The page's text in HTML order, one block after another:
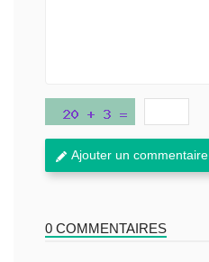
Ajouter un commentaire
0 COMMENTAIRES